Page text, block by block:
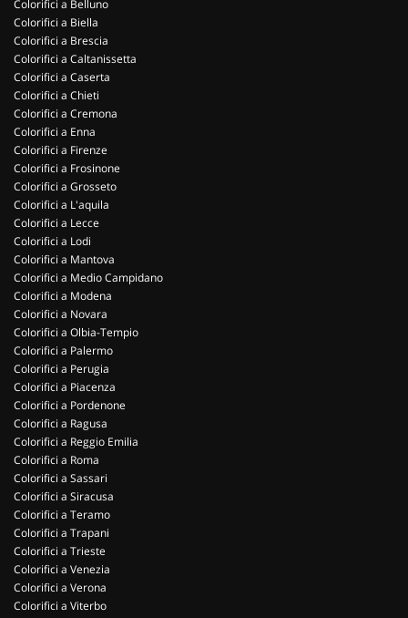
Colorifici a Belluno
Colorifici a Biella
Colorifici a Brescia
Colorifici a Caltanissetta
Colorifici a Caserta
Colorifici a Chieti
Colorifici a Cremona
Colorifici a Enna
Colorifici a Firenze
Colorifici a Frosinone
Colorifici a Grosseto
Colorifici a L'aquila
Colorifici a Lecce
Colorifici a Lodi
Colorifici a Mantova
Colorifici a Medio Campidano
Colorifici a Modena
Colorifici a Novara
Colorifici a Olbia-Tempio
Colorifici a Palermo
Colorifici a Perugia
Colorifici a Piacenza
Colorifici a Pordenone
Colorifici a Ragusa
Colorifici a Reggio Emilia
Colorifici a Roma
Colorifici a Sassari
Colorifici a Siracusa
Colorifici a Teramo
Colorifici a Trapani
Colorifici a Trieste
Colorifici a Venezia
Colorifici a Verona
Colorifici a Viterbo